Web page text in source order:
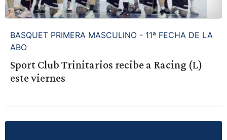
BASQUET PRIMERA MASCULINO - 11ª FECHA DE LA
ABO
Sport Club Trinitarios recibe a Racing (L)
este viernes